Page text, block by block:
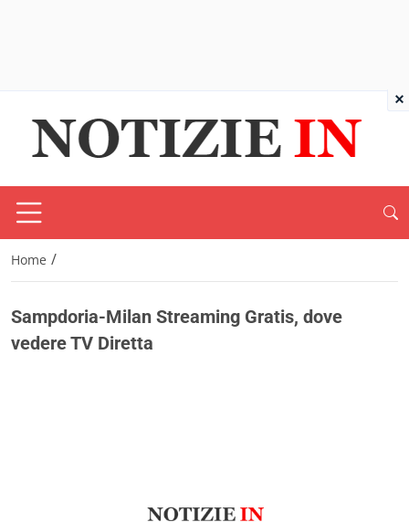
Home /
Sampdoria-Milan Streaming Gratis, dove
vedere TV Diretta
×